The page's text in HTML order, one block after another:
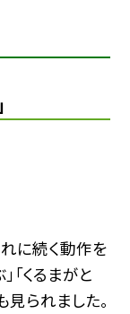
れに続く動作を
「くるまがと
られました。